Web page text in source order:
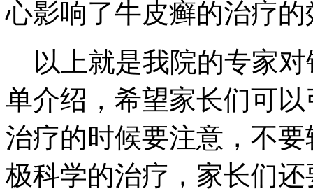
心影响了牛皮癣的治疗的
以上就是我院的专家对
单介绍，希望家长们可
治疗的时候要注意，不
极科学的治疗，家长们